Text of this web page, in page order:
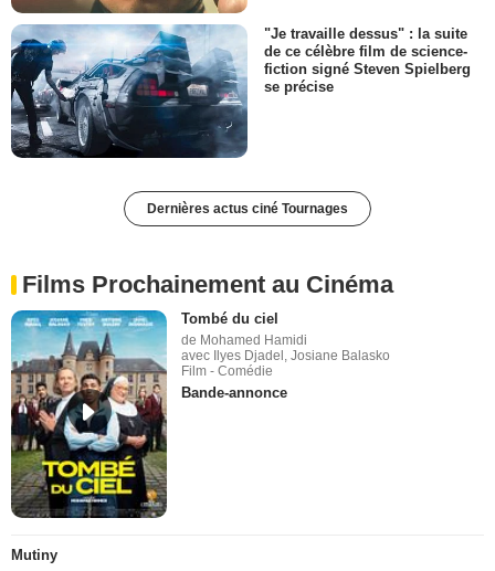
"Je travaille dessus" : la suite
de ce célèbre film de science-
fiction signé Steven Spielberg
se précise
Dernières actus ciné Tournages
Films Prochainement au Cinéma
Tombé du ciel
de Mohamed Hamidi
avec Ilyes Djadel, Josiane Balasko
Film - Comédie
Bande-annonce
Mutiny